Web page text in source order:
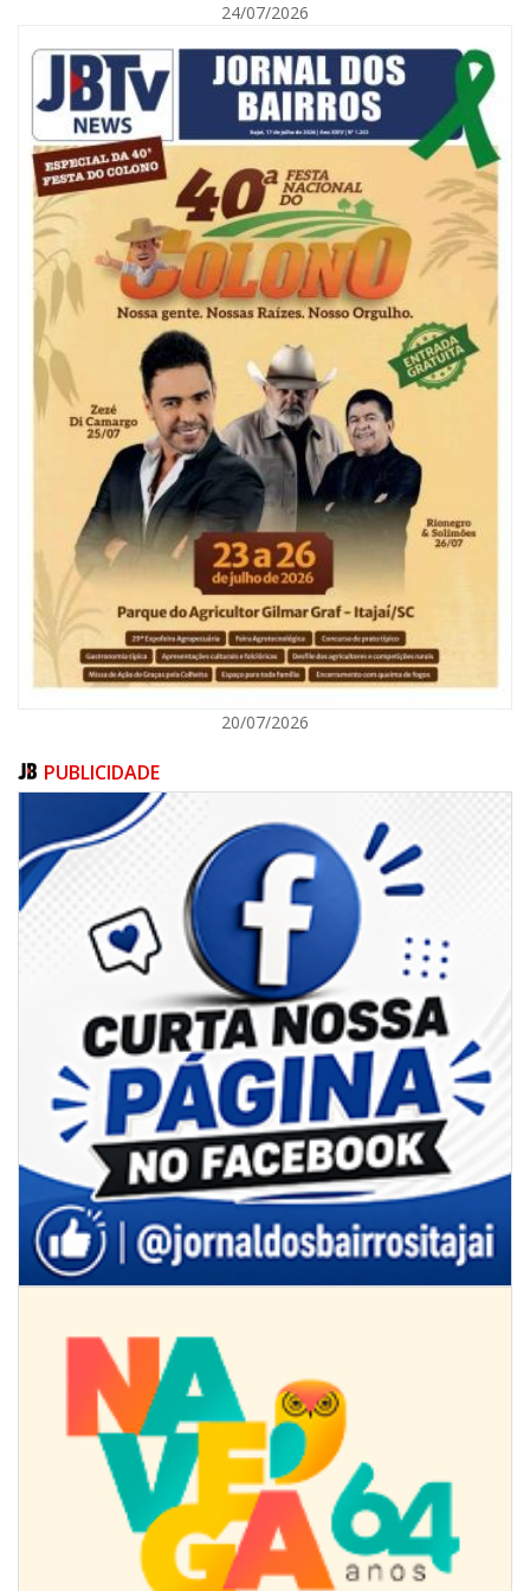
07/08/2026 | 18:03
COLUNA DO PRISCO PARAÍSO: Mídia domesticada, Centrão comprado e
Supremo fazendo jogo sujo
ITAJAÍ
07/08/2026 | 18:12
Festa das Tradições Brasileiras reúne 4.145 pessoas na estreia, e
Reginaldo Sama sobe ao palco nesta sexta, às 19h
BALNEÁRIO CAMBORIÚ
24/07/2026
20/07/2026
PUBLICIDADE